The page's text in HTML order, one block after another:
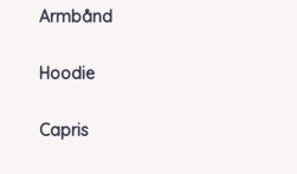
Armbånd
Hoodie
Capris